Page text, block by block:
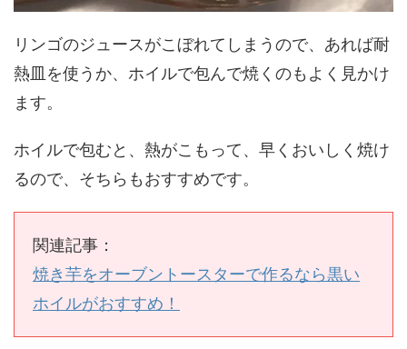
リンゴのジュースがこぼれてしまうので、あれば耐
熱皿を使うか、ホイルで包んで焼くのもよく見かけ
ます。
ホイルで包むと、熱がこもって、早くおいしく焼け
るので、そちらもおすすめです。
関連記事：
焼き芋をオーブントースターで作るなら黒い
ホイルがおすすめ！